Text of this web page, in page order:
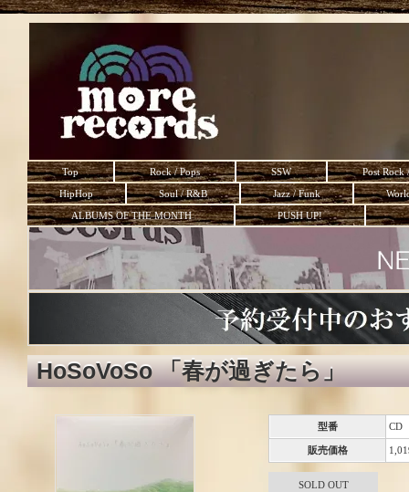
Top Rock / Pops SSW
Post Rock
HipHop
Soul / R&B Jazz / Funk
ALBUMS OF THE MONTH
PUSH UP!
HoSoVoSo 「春が過ぎたら」
型番 CD
販売価格
SOLD OUT